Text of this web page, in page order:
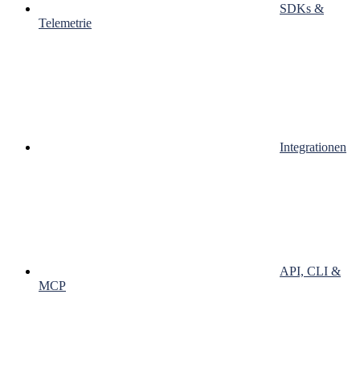
SDKs &
Telemetrie
Integrationen
API, CLI &
MCP